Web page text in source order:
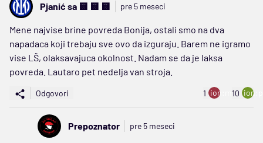
Pjanić sa 🟨 🟨 🟨 pre 5 meseci
Mene najvise brine povreda Bonija, ostali smo na dva
napadaca koji trebaju sve ovo da izguraju. Barem ne igramo
vise LŠ, olaksavajuca okolnost. Nadam se da je laksa
povreda. Lautaro pet nedelja van stroja.
Odgovori 1 ion:minus
10
Prepoznator pre 5 meseci